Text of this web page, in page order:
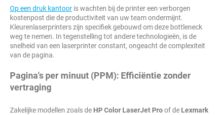
Op een druk kantoor is wachten bij de printer een verborgen
kostenpost die de productiviteit van uw team ondermijnt.
Kleurenlaserprinters zijn specifiek gebouwd om deze bottleneck
weg te nemen. In tegenstelling tot andere technologieën, is de
snelheid van een laserprinter constant, ongeacht de complexiteit
van de pagina.
Pagina's per minuut (PPM): Efficiëntie zonder
vertraging
Zakelijke modellen zoals de HP Color LaserJet Proof de Lexmark